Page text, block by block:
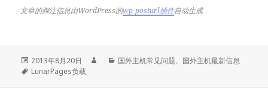
文章的脚注信息由WordPress的wp-posturl插件自动生成
发
布
2013年8月20日
分
国外主机常见问题、 国外主机最新信息
标
LunarPages负载